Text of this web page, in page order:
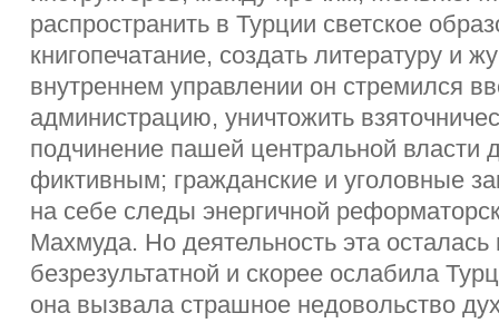
распространить в Турции светское
книгопечатание, создать литературу и
внутреннем управлении он стремился
администрацию, уничтожить
подчинение пашей центральной власти
фиктивным; гражданские и уголовные
на себе следы энергичной
Махмуда. Но деятельность эта
безрезультатной и скорее ослабила
она вызвала страшное недовольство